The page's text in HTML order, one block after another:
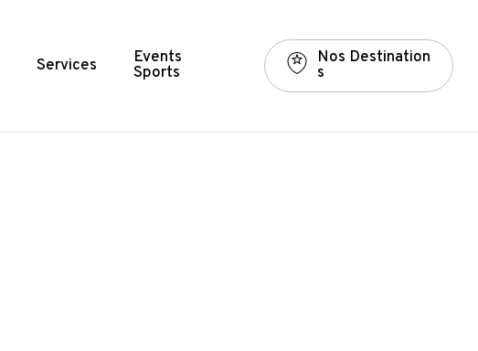
Services Events
Sports
Nos Destination
s